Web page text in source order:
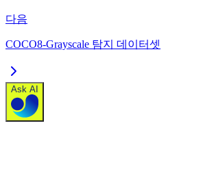
다음
COCO8-Grayscale 탐지 데이터셋
Ask AI